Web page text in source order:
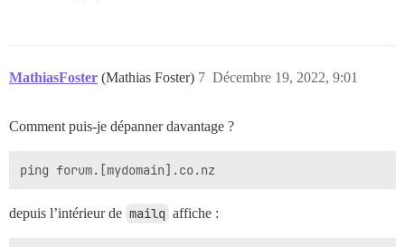
MathiasFoster (Mathias Foster) Décembre 19, 2022, 9:01
7
Comment puis-je dépanner davantage ?
depuis l’intérieur de mailq affiche :